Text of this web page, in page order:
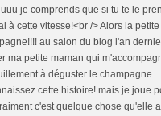
je comprends que si tu te le
à cette vitesse!<br /> Alors la
au salon du blog l'an
ma petite maman qui
à déguster le
cette histoire! mais je joue
c'est quelque chose qu'elle